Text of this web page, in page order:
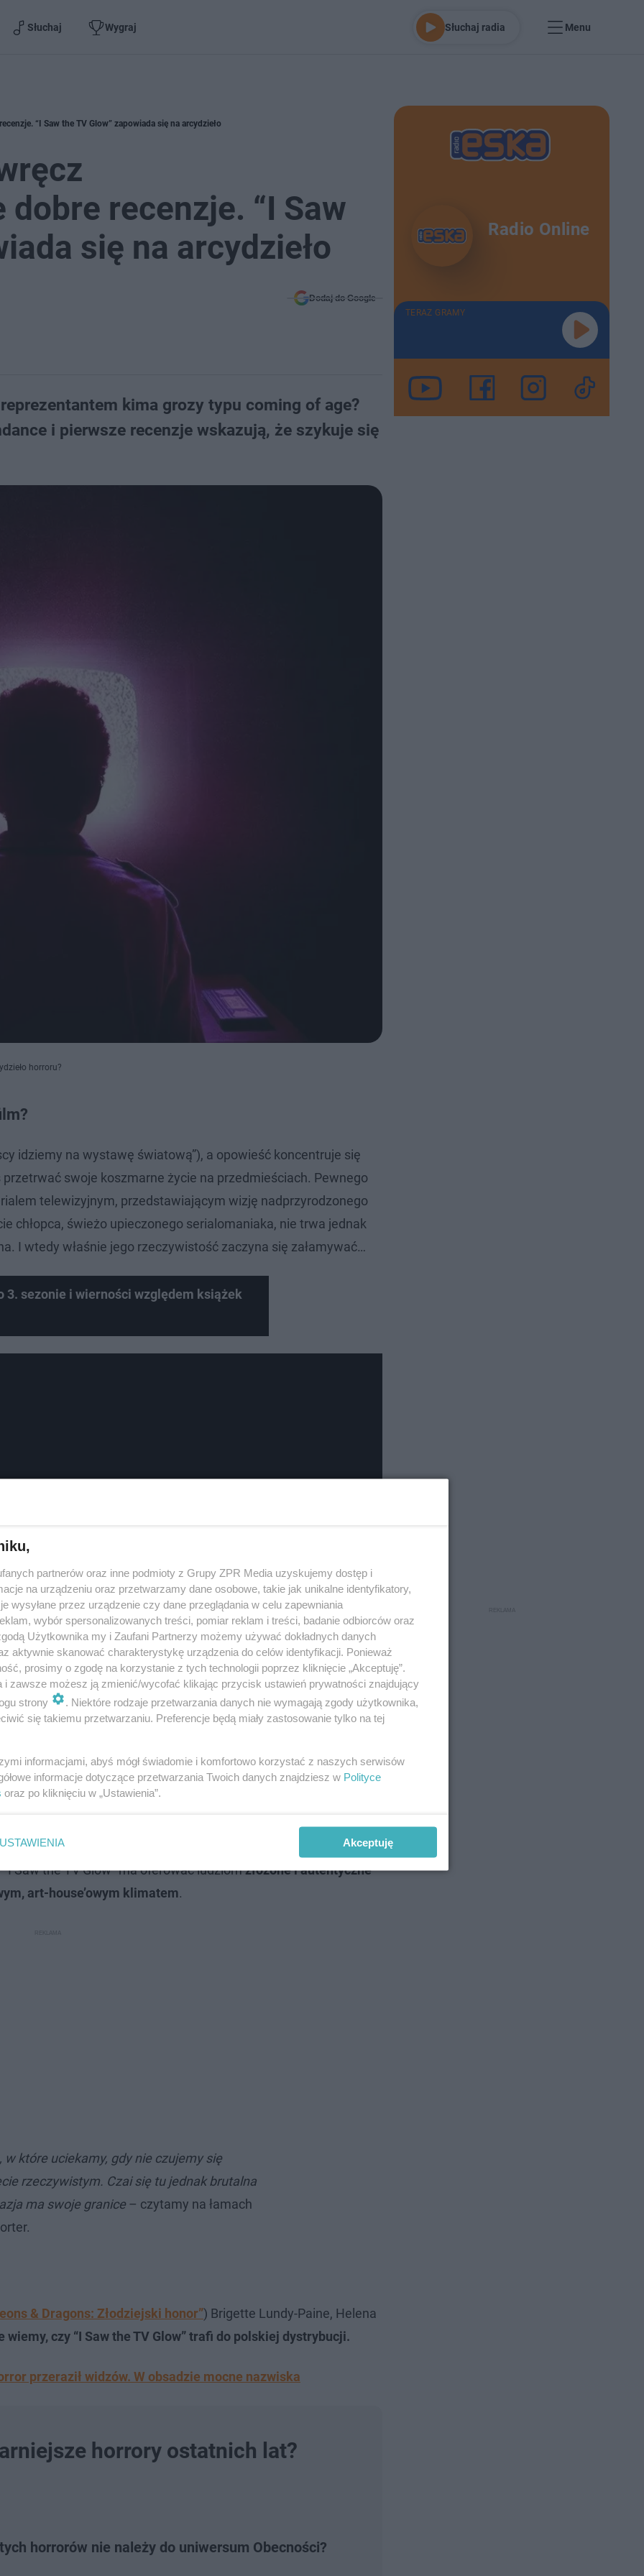
Słuchaj Wygraj Słuchaj radia Menu
“I Saw the TV Glow” zapowiada się na arcydzieło
recenzje. “I Saw
się na arcydzieło
Dodaj do Google
kima grozy typu coming of age?
i pierwsze recenzje wskazują, że szykuje się
horroru?
idziemy na wystawę światową”), a opowieść koncentruje się
swoje koszmarne życie na przedmieściach. Pewnego
telewizyjnym, przedstawiającym wizję nadprzyrodzonego
chłopca, świeżo upieczonego serialomaniaka, nie trwa jednak
I wtedy właśnie jego rzeczywistość zaczyna się załamywać…
3. sezonie i wierności względem książek
festiwalu Sundance i wygląda na to, że nadchodzi potężna
wynik
“I Saw the TV Glow” ma oferować ludziomzłożone i autentyczne
art-house’owym klimatem.
w które uciekamy, gdy nie czujemy się
rzeczywistym. Czai się tu jednak brutalna
ma swoje granice – czytamy na łamach
& Dragons: Złodziejski honor”) Brigette Lundy-Paine, Helena
wiemy, czy “I Saw the TV Glow” trafi do polskiej dystrybucji.
przeraził widzów. W obsadzie mocne nazwiska
horrory ostatnich lat?
horrorów nie należy do uniwersum Obecności?
Radio Online
TERAZ GRAMY
partnerów oraz inne podmioty z Grupy ZPR Media uzyskujemy dostęp i
na urządzeniu oraz przetwarzamy dane osobowe, takie jak unikalne identyfikatory,
wysyłane przez urządzenie czy dane przeglądania w celu zapewniania
wybór spersonalizowanych treści, pomiar reklam i treści, badanie odbiorców oraz
Użytkownika my i Zaufani Partnerzy możemy używać dokładnych danych
aktywnie skanować charakterystykę urządzenia do celów identyfikacji. Ponieważ
prosimy o zgodę na korzystanie z tych technologii poprzez kliknięcie „Akceptuję”.
i zawsze możesz ją zmienić/wycofać klikając przycisk ustawień prywatności znajdujący
strony
. Niektóre rodzaje przetwarzania danych nie wymagają zgody użytkownika,
się takiemu przetwarzaniu. Preferencje będą miały zastosowanie tylko na tej
informacjami, abyś mógł świadomie i komfortowo korzystać z naszych serwisów
informacje dotyczące przetwarzania Twoich danych znajdziesz w Polityce
oraz po kliknięciu w „Ustawienia”.
USTAWIENIA Akceptuję